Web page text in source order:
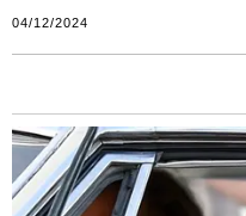
04/12/2024